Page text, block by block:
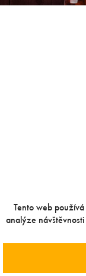
Tento web
analýze